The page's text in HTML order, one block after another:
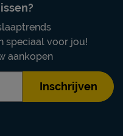
speciaal voor jou!
aankopen
Inschrijven